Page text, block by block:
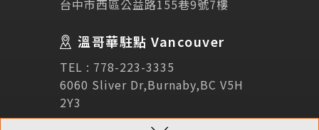
立即諮詢
台中市西區公益路155巷9號7樓
溫哥華駐點 Vancouver
TEL : 778-223-3335
6060 Sliver Dr,Burnaby,BC V5H
2Y3